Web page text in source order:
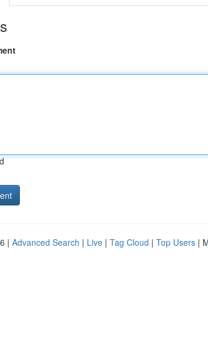
| Advanced Search | Live | Tag Cloud | Top Users |